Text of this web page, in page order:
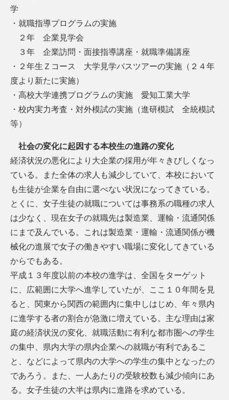
学
・就職指導プログラムの実施
２年 企業見学会
３年 企業訪問・面接指導講座・就職準備講座
・２年生Ｚコース 大学見学バスツアーの実施（２４年
度より新たに実施）
・高校大学連携プログラムの実施 愛知工業大学
・校内実力考査・対外模試の実施（進研模試 全統模試
等）
社会の変化に起因する本校生の進路の変化
経済状況の悪化により大企業の採用が年々きびしくなっ
ている。また全体の求人も減少していて、本校において
も生徒が企業を自由に選べない状況になってきている。
とくに、女子生徒の就職については事務系の職種の求人
は少なく、現在女子の就職先は製造業、運輸・流通関係
にまで及んでいる。これは製造業・運輸・流通関係が機
械化の進展で女子の働きやすい職場に変化してきている
からでもある。
平成１３年度以前の本校の進学は、全国をターゲット
に、広範囲に大学へ進学していたが、ここ１０年間を見
ると、関東から関西の範囲内に集中しはじめ、年々県内
に進学する者の割合が急激に増えている。主な理由は家
庭の経済状況の変化、就職活動に有利な都市圏への学生
の集中、県内大学の県内企業への就職が有利であるこ
と、などによって県内の大学への学生の集中となったの
であろう。また、一人あたりの受験校数も減少傾向にあ
る。女子生徒の大半は県内に進路を求めている。